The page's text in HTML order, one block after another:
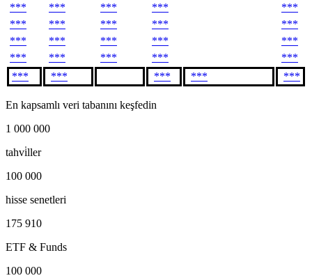
***
*** *** ***
***
***
*** *** ***
***
***
*** *** ***
***
***
*** *** ***
***
***
*** *** *** ***
En kapsamlı veri tabanını keşfedin
1 000 000
tahvi̇ller
100 000
hisse senetleri
175 910
ETF & Funds
100 000